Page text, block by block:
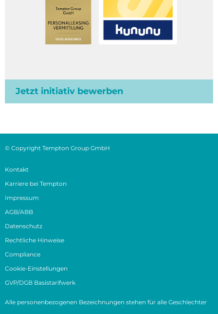
Jetzt initiativ bewerben
© Copyright Tempton Group GmbH
Kontakt
Karriere bei Tempton
Impressum
AGB/ABB
Datenschutz
Rechtliche Hinweise
Compliance
Cookie-Einstellungen
GVP/DGB Basistarifwerk
Alle personenbezogenen Bezeichnungen stehen für alle Geschlechter